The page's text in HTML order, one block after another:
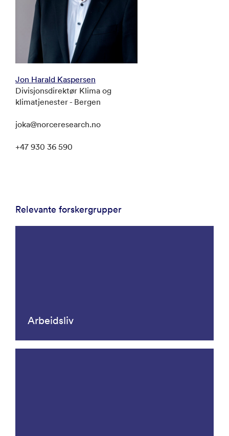
Jon Harald Kaspersen
Divisjonsdirektør Klima og
klimatjenester - Bergen
joka@norceresearch.no
+47 930 36 590
Relevante forskergrupper
Arbeidsliv